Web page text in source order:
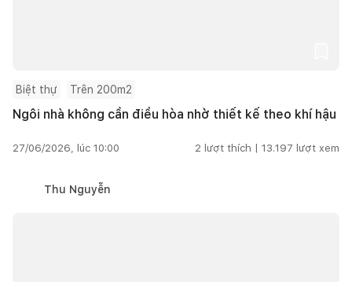
Biệt thự Trên 200m2
Ngôi nhà không cần điều hòa nhờ thiết kế theo khí hậu
27/06/2026, lúc 10:00 2 lượt thích | 13.197 lượt xem
Thu Nguyễn